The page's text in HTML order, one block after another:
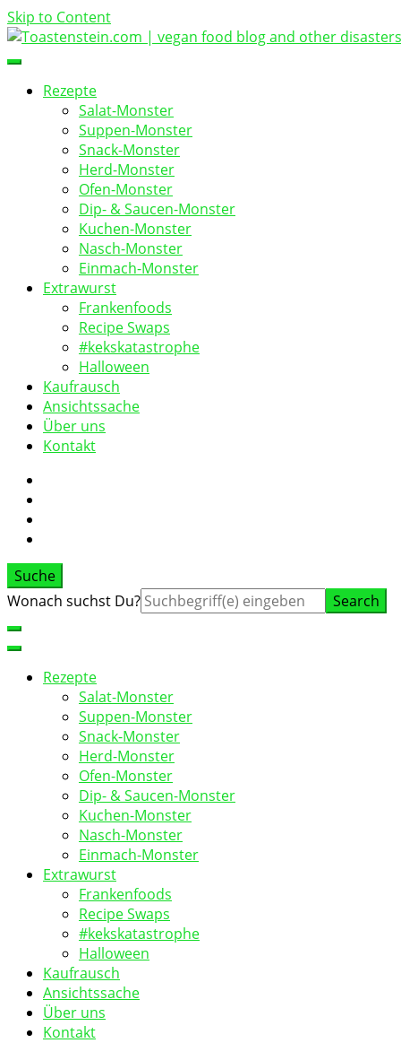
Skip to Content
Toastenstein.com
vegan food blog
Rezepte
Salat-Monster
Suppen-Monster
Snack-Monster
Herd-Monster
Ofen-Monster
Dip- & Saucen-Monster
Kuchen-Monster
Nasch-Monster
Einmach-Monster
Extrawurst
Frankenfoods
Recipe Swaps
#kekskatastrophe
Halloween
Kaufrausch
Ansichtssache
Über uns
Kontakt
Suche
Suche
Wonach suchst Du?
Rezepte
Salat-Monster
Suppen-Monster
Snack-Monster
Herd-Monster
Ofen-Monster
Dip- & Saucen-Monster
Kuchen-Monster
Nasch-Monster
Einmach-Monster
Extrawurst
Frankenfoods
Recipe Swaps
#kekskatastrophe
Halloween
Kaufrausch
Ansichtssache
Über uns
Kontakt